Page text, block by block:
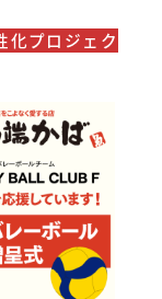
化プロジェク